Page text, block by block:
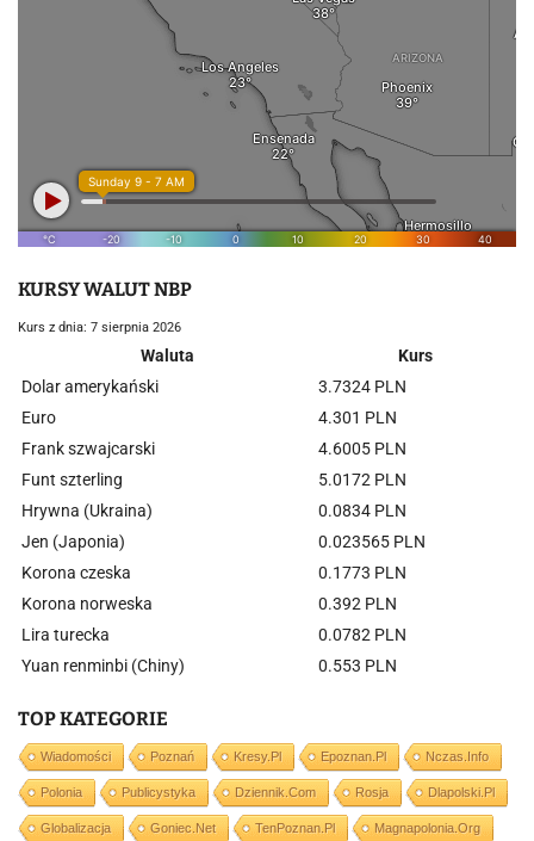
KURSY WALUT NBP
Kurs z dnia: 7 sierpnia 2026
Waluta
Kurs
Dolar amerykański
3.7324 PLN
Euro
4.301 PLN
Frank szwajcarski
4.6005 PLN
Funt szterling
5.0172 PLN
Hrywna (Ukraina)
0.0834 PLN
Jen (Japonia)
0.023565 PLN
Korona czeska
0.1773 PLN
Korona norweska
0.392 PLN
Lira turecka
0.0782 PLN
Yuan renminbi (Chiny)
0.553 PLN
TOP KATEGORIE
Wiadomości Poznań Kresy.pl Epoznan.pl Nczas.info
Polonia Publicystyka Dziennik.com Rosja Dlapolski.pl
Globalizacja Goniec.net TenPoznan.pl Magnapolonia.org